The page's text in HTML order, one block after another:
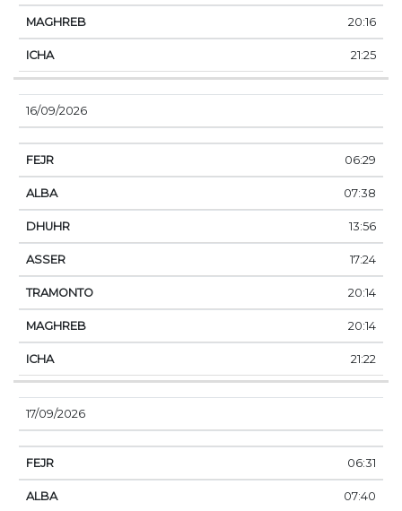
20:16
21:25
16/09/2026
06:29
07:38
13:56
17:24
20:14
20:14
21:22
17/09/2026
06:31
07:40